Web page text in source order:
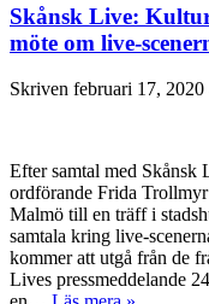
Skånsk Live:
möte om live-
Skriven februari 17, 2020
Efter samtal med Skånsk
ordförande Frida
Malmö till en träff i
samtala kring live-
kommer att utgå från de
Lives pressmeddelande